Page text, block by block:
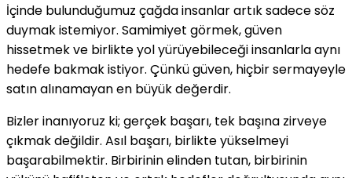
İçinde bulunduğumuz çağda insanlar artık sadece söz
duymak istemiyor. Samimiyet görmek, güven
hissetmek ve birlikte yol yürüyebileceği insanlarla aynı
hedefe bakmak istiyor. Çünkü güven, hiçbir sermayeyle
satın alınamayan en büyük değerdir.
Bizler inanıyoruz ki; gerçek başarı, tek başına zirveye
çıkmak değildir. Asıl başarı, birlikte yükselmeyi
başarabilmektir. Birbirinin elinden tutan, birbirinin